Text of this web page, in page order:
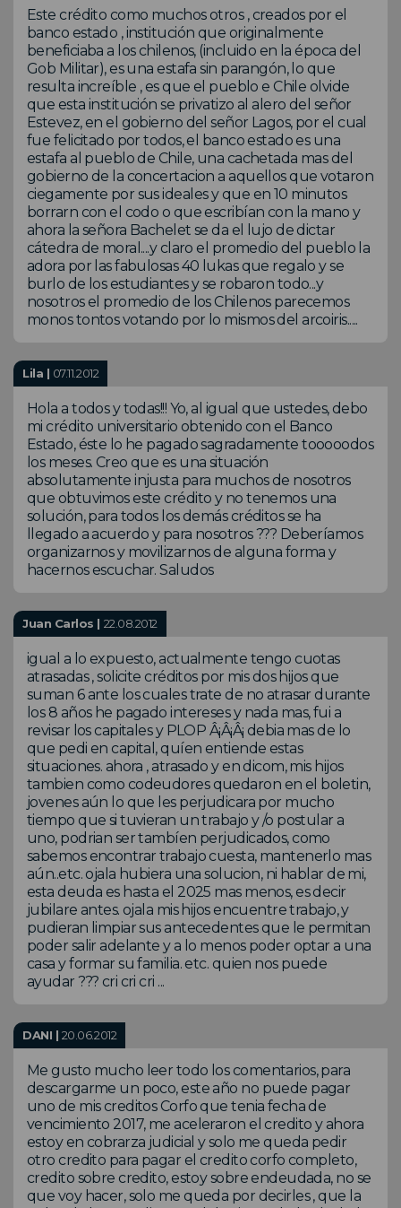
Este crédito como muchos otros , creados por el
banco estado , institución que originalmente
beneficiaba a los chilenos, (incluido en la época del
Gob Militar), es una estafa sin parangón, lo que
resulta increíble , es que el pueblo e Chile olvide
que esta institución se privatizo al alero del señor
Estevez, en el gobierno del señor Lagos, por el cual
fue felicitado por todos, el banco estado es una
estafa al pueblo de Chile, una cachetada mas del
gobierno de la concertacion a aquellos que votaron
ciegamente por sus ideales y que en 10 minutos
borrarn con el codo o que escribían con la mano y
ahora la señora Bachelet se da el lujo de dictar
cátedra de moral....y claro el promedio del pueblo la
adora por las fabulosas 40 lukas que regalo y se
burlo de los estudiantes y se robaron todo...y
nosotros el promedio de los Chilenos parecemos
monos tontos votando por lo mismos del arcoiris.....
Lila | 07.11.2012
Hola a todos y todas!!! Yo, al igual que ustedes, debo
mi crédito universitario obtenido con el Banco
Estado, éste lo he pagado sagradamente tooooodos
los meses. Creo que es una situación
absolutamente injusta para muchos de nosotros
que obtuvimos este crédito y no tenemos una
solución, para todos los demás créditos se ha
llegado a acuerdo y para nosotros ??? Deberíamos
organizarnos y movilizarnos de alguna forma y
hacernos escuchar. Saludos
Juan Carlos | 22.08.2012
igual a lo expuesto, actualmente tengo cuotas
atrasadas , solicite créditos por mis dos hijos que
suman 6 ante los cuales trate de no atrasar durante
los 8 años he pagado intereses y nada mas, fui a
revisar los capitales y PLOP Â¡Â¡Â¡ debia mas de lo
que pedi en capital, quíen entiende estas
situaciones. ahora , atrasado y en dicom, mis hijos
tambien como codeudores quedaron en el boletin,
jovenes aún lo que les perjudicara por mucho
tiempo que si tuvieran un trabajo y /o postular a
uno, podrian ser tambíen perjudicados, como
sabemos encontrar trabajo cuesta, mantenerlo mas
aún..etc. ojala hubiera una solucion, ni hablar de mi,
esta deuda es hasta el 2025 mas menos, es decir
jubilare antes. ojala mis hijos encuentre trabajo, y
pudieran limpiar sus antecedentes que le permitan
poder salir adelante y a lo menos poder optar a una
casa y formar su familia. etc. quien nos puede
ayudar ??? cri cri cri ...
DANI | 20.06.2012
Me gusto mucho leer todo los comentarios, para
descargarme un poco, este año no puede pagar
uno de mis creditos Corfo que tenia fecha de
vencimiento 2017, me aceleraron el credito y ahora
estoy en cobrarza judicial y solo me queda pedir
otro credito para pagar el credito corfo completo,
credito sobre credito, estoy sobre endeudada, no se
que voy hacer, solo me queda por decirles , que la